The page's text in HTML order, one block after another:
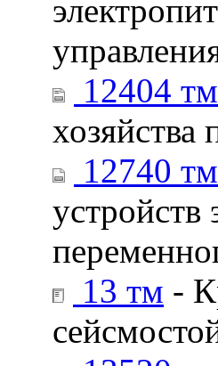
12404
хозяйства
12740
13 тм -